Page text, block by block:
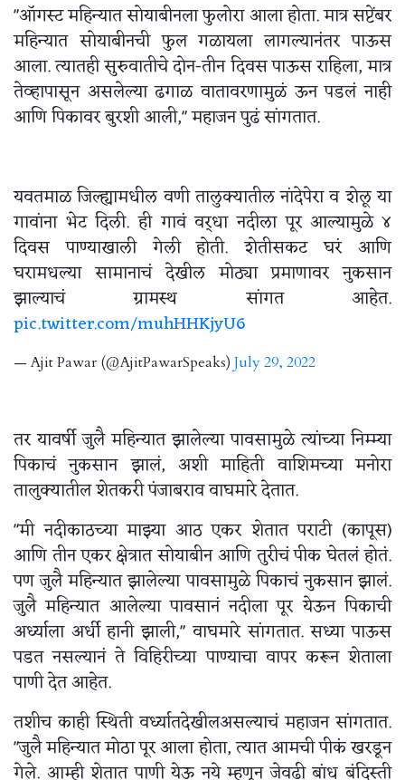
"ऑगस्ट महिन्यात सोयाबीनला फुलोरा आला होता. मात्र सप्टेंबर
महिन्यात सोयाबीनची फुल गळायला लागल्यानंतर पाऊस
आला. त्यातही सुरुवातीचे दोन-तीन दिवस पाऊस राहिला, मात्र
तेव्हापासून असलेल्या ढगाळ वातावरणामुळं ऊन पडलं नाही
आणि पिकावर बुरशी आली," महाजन पुढं सांगतात.
यवतमाळ जिल्ह्यामधील वणी तालुक्यातील नांदेपेरा व शेलू या
गावांना भेट दिली. ही गावं वर्धा नदीला पूर आल्यामुळे ४
दिवस पाण्याखाली गेली होती. शेतीसकट घरं आणि
घरामधल्या सामानाचं देखील मोठ्या प्रमाणावर नुकसान
झाल्याचं ग्रामस्थ सांगत आहेत.
pic.twitter.com/muhHHKjyU6
— Ajit Pawar (@AjitPawarSpeaks) July 29, 2022
तर यावर्षी जुलै महिन्यात झालेल्या पावसामुळे त्यांच्या निम्म्या
पिकाचं नुकसान झालं, अशी माहिती वाशिमच्या मनोरा
तालुक्यातील शेतकरी पंजाबराव वाघमारे देतात.
"मी नदीकाठच्या माझ्या आठ एकर शेतात पराटी (कापूस)
आणि तीन एकर क्षेत्रात सोयाबीन आणि तुरीचं पीक घेतलं होतं.
पण जुलै महिन्यात झालेल्या पावसामुळे पिकाचं नुकसान झालं.
जुलै महिन्यात आलेल्या पावसानं नदीला पूर येऊन पिकाची
अर्ध्याला अर्धी हानी झाली," वाघमारे सांगतात. सध्या पाऊस
पडत नसल्यानं ते विहिरीच्या पाण्याचा वापर करून शेताला
पाणी देत आहेत.
तशीच काही स्थिती वर्ध्यातदेखीलअसल्याचं महाजन सांगतात.
"जुलै महिन्यात मोठा पूर आला होता, त्यात आमची पीकं खरडून